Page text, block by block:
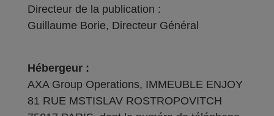
Directeur de la publication :
Guillaume Borie, Directeur Général
Hébergeur :
AXA Group Operations, IMMEUBLE ENJOY
81 RUE MSTISLAV ROSTROPOVITCH